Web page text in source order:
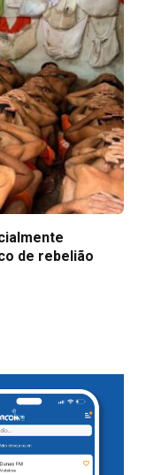
de rebelião